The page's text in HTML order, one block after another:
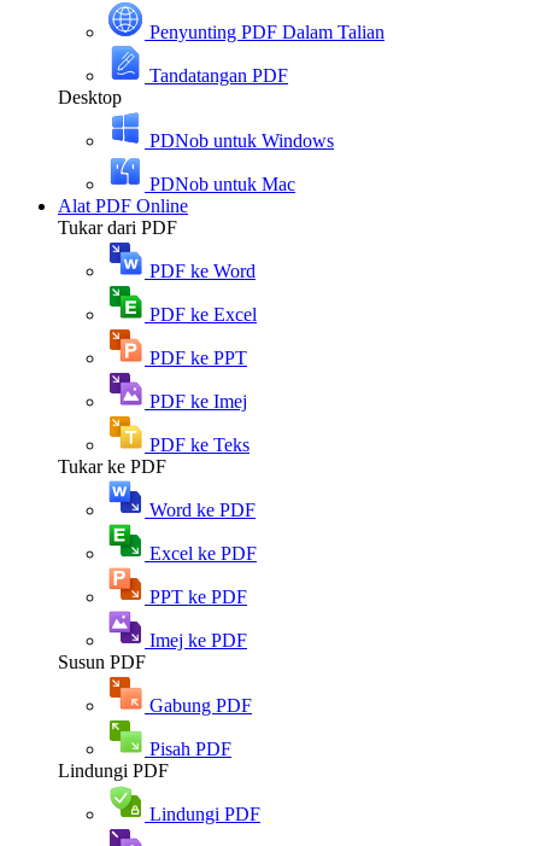
Penyunting PDF Dalam Talian
Tandatangan PDF
Desktop
PDNob untuk Windows
PDNob untuk Mac
Alat PDF Online
Tukar dari PDF
PDF ke Word
PDF ke Excel
PDF ke PPT
PDF ke Imej
PDF ke Teks
Tukar ke PDF
Word ke PDF
Excel ke PDF
PPT ke PDF
Imej ke PDF
Susun PDF
Gabung PDF
Pisah PDF
Lindungi PDF
Lindungi PDF